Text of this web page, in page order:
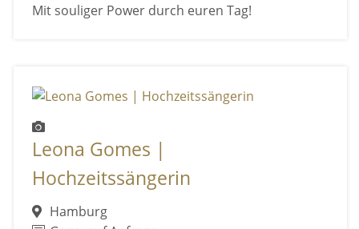
Mit souliger Power durch euren Tag!
Leona Gomes |
Hochzeitssängerin
Hamburg